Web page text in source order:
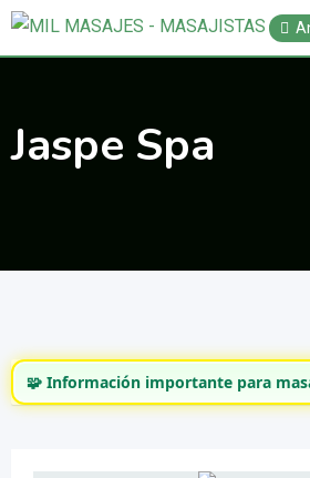
Saltar
Jaspe Spa
🧩 Información importante para